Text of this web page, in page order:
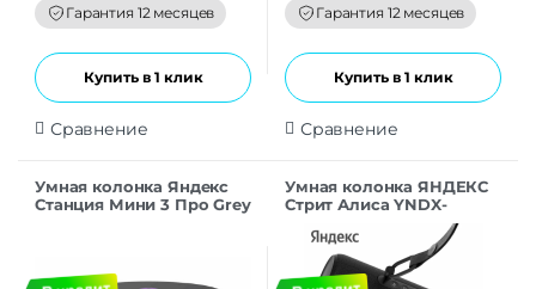
f
5
Гарантия 12 месяцев
Купить в 1 клик
Сравнение
f
5
Гарантия 12 месяцев
Купить в 1 клик
Сравнение
Умная колонка Яндекс
Станция Мини 3 Про Grey
Умная колонка ЯНДЕКС
Стрит Алиса YNDX-
00030BLK черный 30W
2.0 BT/Wi-Fi 10м 3300mAh